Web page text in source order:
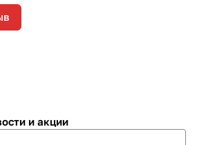
и акции